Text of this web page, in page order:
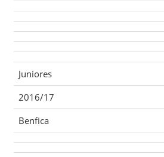
Juniores
2016/17
Benfica